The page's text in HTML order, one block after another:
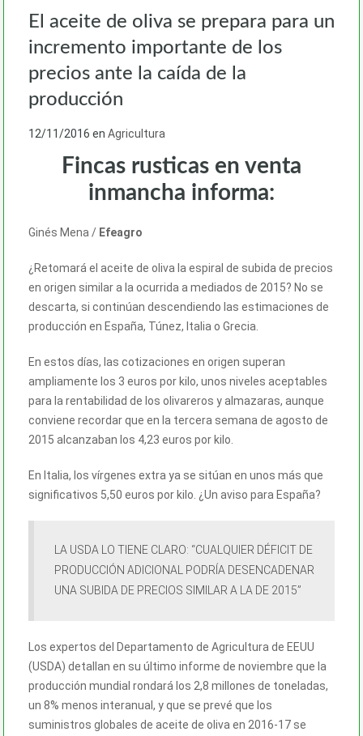
El aceite de oliva se prepara para un
incremento importante de los
precios ante la caída de la
producción
12/11/2016 en Agricultura
Fincas rusticas en venta
inmancha informa:
Ginés Mena / Efeagro
¿Retomará el aceite de oliva la espiral de subida de precios
en origen similar a la ocurrida a mediados de 2015? No se
descarta, si continúan descendiendo las estimaciones de
producción en España, Túnez, Italia o Grecia.
En estos días, las cotizaciones en origen superan
ampliamente los 3 euros por kilo, unos niveles aceptables
para la rentabilidad de los olivareros y almazaras, aunque
conviene recordar que en la tercera semana de agosto de
2015 alcanzaban los 4,23 euros por kilo.
En Italia, los vírgenes extra ya se sitúan en unos más que
significativos 5,50 euros por kilo. ¿Un aviso para España?
LA USDA LO TIENE CLARO: “CUALQUIER DÉFICIT DE
PRODUCCIÓN ADICIONAL PODRÍA DESENCADENAR
UNA SUBIDA DE PRECIOS SIMILAR A LA DE 2015”
Los expertos del Departamento de Agricultura de EEUU
(USDA) detallan en su último informe de noviembre que la
producción mundial rondará los 2,8 millones de toneladas,
un 8% menos interanual, y que se prevé que los
suministros globales de aceite de oliva en 2016-17 se